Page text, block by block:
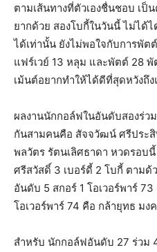
ตามเส้นทางที่ตัวเองชื่นชอบ เป็
ยากด้วย สองโบกี้ในวันนี้ ไม่ได้
ได้เท่านั้น ยังไม่พอใจกับการพัต
แฟร์เวย์ 13 หลุม และพัตต์ 28
เม้นต์อยากทำให้ได้ดีที่สุดหวังถึ
ผลงานนักกอล์ฟในอันดับสองร่ว
กันสามคนคือ สัจจวัฒน์ ศรีประสิ
พลวัตร รัตนเลิศธาดา หวดรอบ
ศรีสวัสดิ์ 3 เบอร์ดี้ 2 โบกี้ ตามด้
อันดับ 5 สกอร์ 1 โอเวอร์พาร์
โอเวอร์พาร์ 74 คือ กล้ายุทธ ม
สำหรับ นักกอล์ฟอันดับ 27 ร่วม